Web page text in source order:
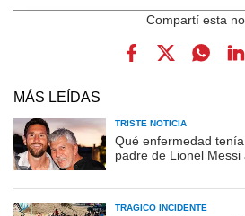
MÁS LEÍDAS
TRISTE NOTICIA
Qué enfermedad
padre de Lionel
TRÁGICO INCIDENTE